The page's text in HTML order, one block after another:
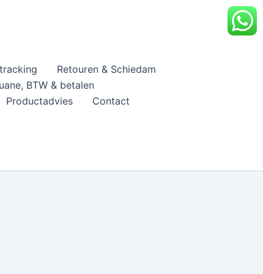
Retouren & Schiedam
BTW & betalen
Productadvies Contact